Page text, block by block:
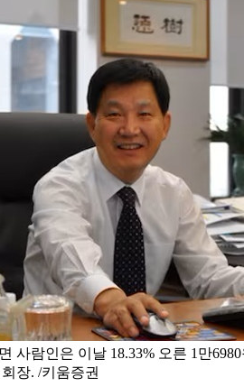
사람인은 이날 18.33% 오른 1만
장. /키움증권